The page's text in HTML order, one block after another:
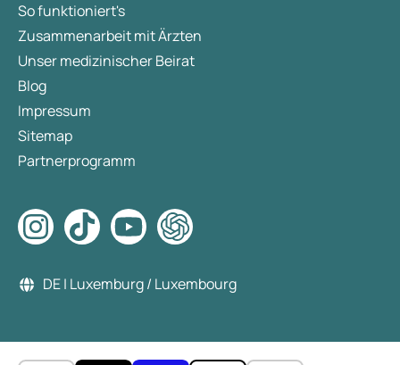
So funktioniert's
Zusammenarbeit mit Ärzten
Unser medizinischer Beirat
Blog
Impressum
Sitemap
Partnerprogramm
DE | Luxemburg / Luxembourg